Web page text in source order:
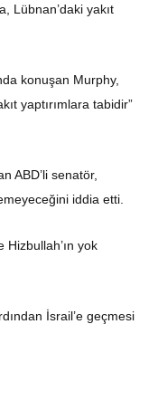
Lübnan’daki yakıt
konuşan Murphy,
yaptırımlara tabidir”
ABD’li senatör,
iddia etti.
yok
İsrail’e geçmesi